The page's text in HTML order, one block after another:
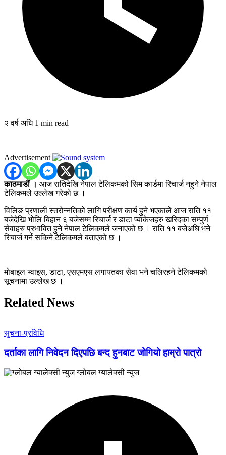
२ वर्ष अघि 1 min read
Advertisement
काठमाडौं । आज रातिदेखि नेपाल टेलिकमको सिम कार्डमा रिचार्ज नहुने नेपाल
टेलिकमले उल्लेख गरेको छ ।
विलिङ प्रणाली स्तरोन्नतिको लागि परीक्षण कार्य हुने भएकाले आज राति ११
बजेदेखि भोलि बिहान ६ बजेसम्म रिचार्ज र डाटा प्याकेजहरु खरिदका सम्पुर्ण
सेवाहरु प्रभावित हुने नेपाल टेलिकमले जनाएको छ । राति ११ बजेअघि भने
रिचार्ज गर्न सकिने टेलिकमले बताएको छ ।
मोबाइल भ्वाइस, डाटा, एसएमएस लगायतका सेवा भने चलिरहने टेलिकमको
सूचनामा उल्लेख छ ।
Related News
सुचना-प्रविधि
दर्ताका लागि निवेदन दिएपछि बन्द हुनबाट जोगियो हाम्रो पात्रो
ग्लोबल ग्यालेक्सी न्युज